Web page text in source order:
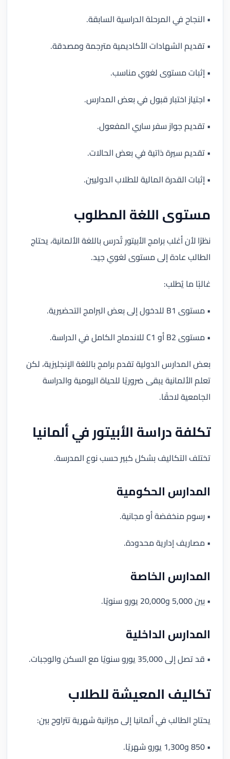
• النجاح في المرحلة الدراسية السابقة.
• تقديم الشهادات الأكاديمية مترجمة ومصدقة.
• إثبات مستوى لغوي مناسب.
• اجتياز اختبار قبول في بعض المدارس.
• تقديم جواز سفر ساري المفعول.
• تقديم سيرة ذاتية في بعض الحالات.
• إثبات القدرة المالية للطلاب الدوليين.
مستوى اللغة المطلوب
نظرًا لأن أغلب برامج الأبيتور تُدرس باللغة الألمانية، يحتاج
الطالب عادة إلى مستوى لغوي جيد.
غالبًا ما يُطلب:
• مستوى B1 للدخول إلى بعض البرامج التحضيرية.
• مستوى B2 أو C1 للاندماج الكامل في الدراسة.
بعض المدارس الدولية تقدم برامج باللغة الإنجليزية، لكن
تعلم الألمانية يبقى ضروريًا للحياة اليومية والدراسة
الجامعية لاحقًا.
تكلفة دراسة الأبيتور في ألمانيا
تختلف التكاليف بشكل كبير حسب نوع المدرسة.
المدارس الحكومية
• رسوم منخفضة أو مجانية.
• مصاريف إدارية محدودة.
المدارس الخاصة
• بين 5,000 و20,000 يورو سنويًا.
المدارس الداخلية
• قد تصل إلى 35,000 يورو سنويًا مع السكن والوجبات.
تكاليف المعيشة للطلاب
يحتاج الطالب في ألمانيا إلى ميزانية شهرية تتراوح بين:
• 850 و1,300 يورو شهريًا.